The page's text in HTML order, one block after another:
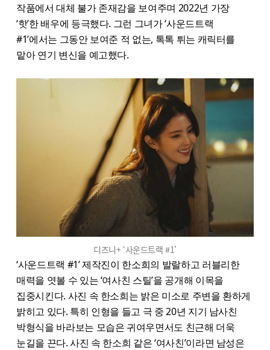
작품에서 대체 불가 존재감을 보여주며 2022년 가장
‘핫’한 배우에 등극했다. 그런 그녀가 ‘사운드트랙
#1’에서는 그동안 보여준 적 없는, 톡톡 튀는 캐릭터를
맡아 연기 변신을 예고했다.
디즈니+ ‘사운드트랙 #1'
‘사운드트랙 #1’ 제작진이 한소희의 발랄하고 러블리한
매력을 엿볼 수 있는 ‘여사친 스틸’을 공개해 이목을
집중시킨다. 사진 속 한소희는 밝은 미소로 주변을 환하게
밝히고 있다. 특히 인형을 들고 극 중 20년 지기 남사친
박형식을 바라보는 모습은 귀여우면서도 친근해 더욱
눈길을 끈다. 사진 속 한소희 같은 ‘여사친’이라면 남성은